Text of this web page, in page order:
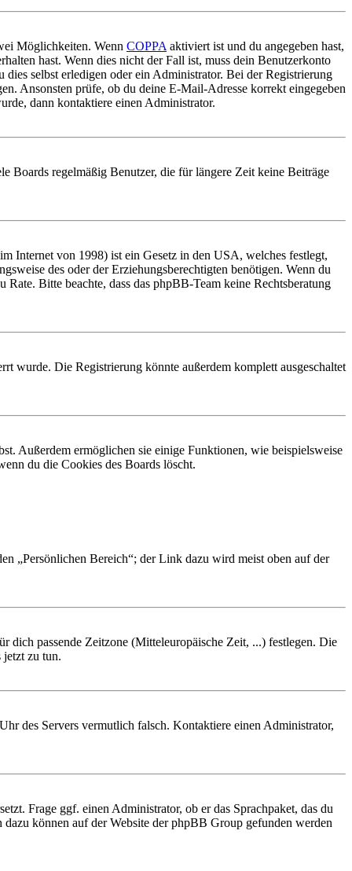
Möglichkeiten. Wenn COPPA aktiviert ist und du angegeben hast,
hast. Wenn dies nicht der Fall ist, muss dein Benutzerkonto
selbst erledigen oder ein Administrator. Bei der Registrierung
Ansonsten prüfe, ob du deine E-Mail-Adresse korrekt eingegeben
dann kontaktiere einen Administrator.
Boards regelmäßig Benutzer, die für längere Zeit keine Beiträge
Internet von 1998) ist ein Gesetz in den USA, welches festlegt,
des oder der Erziehungsberechtigten benötigen. Wenn du
Bitte beachte, dass das phpBB-Team keine Rechtsberatung
wurde. Die Registrierung könnte außerdem komplett ausgeschaltet
Außerdem ermöglichen sie einige Funktionen, wie beispielsweise
du die Cookies des Boards löscht.
„Persönlichen Bereich“; der Link dazu wird meist oben auf der
dich passende Zeitzone (Mitteleuropäische Zeit, ...) festlegen. Die
jetzt zu tun.
des Servers vermutlich falsch. Kontaktiere einen Administrator,
Frage ggf. einen Administrator, ob er das Sprachpaket, das du
können auf der Website der phpBB Group gefunden werden